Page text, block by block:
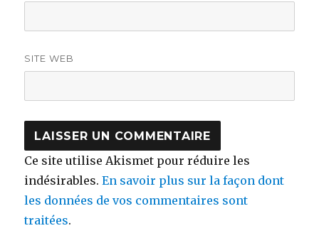
SITE WEB
Ce site utilise Akismet pour réduire les
indésirables.En savoir plus sur la façon dont
les données de vos commentaires sont
traitées.